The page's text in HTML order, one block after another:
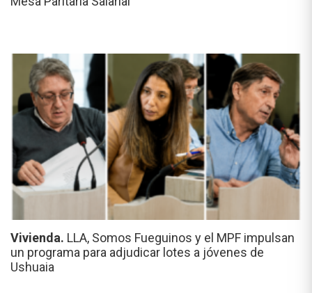
Vivienda. LLA, Somos Fueguinos y el MPF impulsan
un programa para adjudicar lotes a jóvenes de
Ushuaia